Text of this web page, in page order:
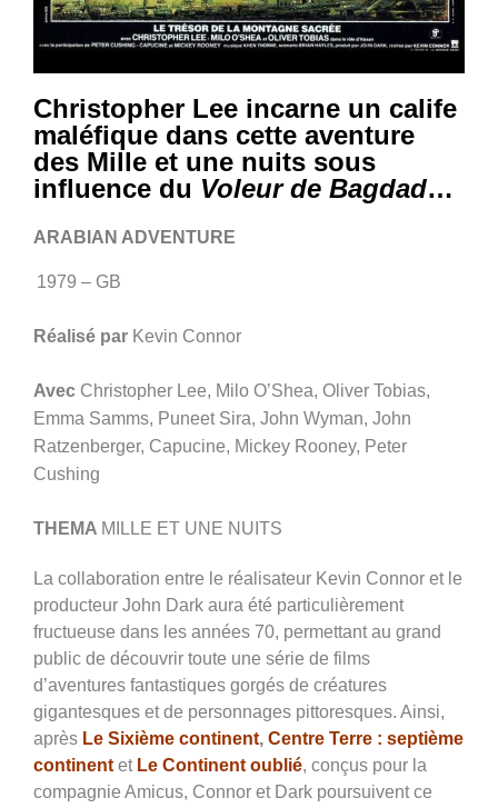
Christopher Lee incarne un calife
maléfique dans cette aventure
des Mille et une nuits sous
influence du Voleur de Bagdad…
ARABIAN ADVENTURE
1979 – GB
Réalisé par Kevin Connor
Avec Christopher Lee, Milo O’Shea, Oliver Tobias,
Emma Samms, Puneet Sira, John Wyman, John
Ratzenberger, Capucine, Mickey Rooney, Peter
Cushing
THEMA MILLE ET UNE NUITS
La collaboration entre le réalisateur Kevin Connor et le
producteur John Dark aura été particulièrement
fructueuse dans les années 70, permettant au grand
public de découvrir toute une série de films
d’aventures fantastiques gorgés de créatures
gigantesques et de personnages pittoresques. Ainsi,
après Le Sixième continent, Centre Terre : septième
continent et Le Continent oublié, conçus pour la
compagnie Amicus, Connor et Dark poursuivent ce